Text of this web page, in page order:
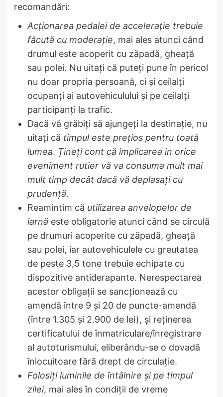
recomandări:
Acționarea pedalei de accelerație trebuie
făcută cu moderație, mai ales atunci când
drumul este acoperit cu zăpadă, gheață
sau polei. Nu uitați că puteți pune în pericol
nu doar propria persoană, ci și ceilalți
ocupanți ai autovehiculului și pe ceilalți
participanți la trafic.
Dacă vă grăbiți să ajungeți la destinație, nu
uitați că timpul este prețios pentru toată
lumea. Țineți cont că implicarea în orice
eveniment rutier vă va consuma mult mai
mult timp decât dacă vă deplasați cu
prudență.
Reamintim că utilizarea anvelopelor de
iarnă este obligatorie atunci când se circulă
pe drumuri acoperite cu zăpadă, gheaţă
sau polei, iar autovehiculele cu greutatea
de peste 3,5 tone trebuie echipate cu
dispozitive antiderapante. Nerespectarea
acestor obligații se sancționează cu
amendă între 9 și 20 de puncte-amendă
(între 1.305 și 2.900 de lei), și reținerea
certificatului de înmatriculare/înregistrare
al autoturismului, eliberându-se o dovadă
înlocuitoare fără drept de circulație.
Folosiți luminile de întâlnire și pe timpul
zilei, mai ales în condiții de vreme